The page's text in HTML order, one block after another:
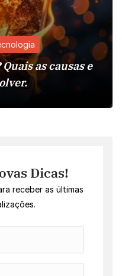
as causas e
Dicas!
receber as últimas